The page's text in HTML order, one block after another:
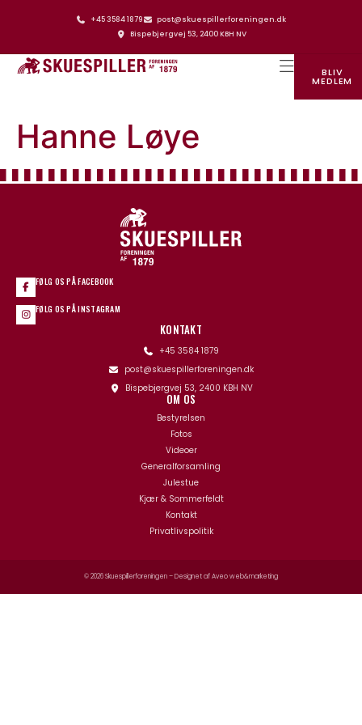
+45 3584 1879
post@skuespillerforeningen.dk
Bispebjergvej 53, 2400 KBH NV
BLIV
MEDLEM
Hanne Løye
FØLG OS PÅ FACEBOOK
FØLG OS PÅ INSTAGRAM
KONTAKT
+45 3584 1879
post@skuespillerforeningen.dk
Bispebjergvej 53, 2400 KBH NV
OM OS
Bestyrelsen
Fotos
Videoer
Generalforsamling
Julestue
Kjær & Sommerfeldt
Kontakt
Privatlivspolitik
© 2026 Skuespillerforeningen – Designet afAveo web&marketing